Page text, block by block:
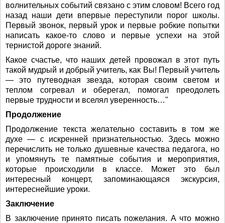
волнительных событий связано с этим словом! Всего год
назад наши дети впервые переступили порог школы.
Первый звонок, первый урок и первые робкие попытки
написать какое-то слово и первые успехи на этой
тернистой дороге знаний.
Какое счастье, что наших детей провожал в этот путь
такой мудрый и добрый учитель, как Вы! Первый учитель
— это путеводная звезда, которая своим светом и
теплом согревал и оберегал, помогал преодолеть
первые трудности и вселял уверенность…"
Продолжение
Продолжение текста желательно составить в том же
духе — с искренней признательностью. Здесь можно
перечислить не только душевные качества педагога, но
и упомянуть те памятные события и мероприятия,
которые происходили в классе. Может это был
интересный концерт, запоминающаяся экскурсия,
интереснейшие уроки.
Заключение
В заключение принято писать пожелания. А что можно